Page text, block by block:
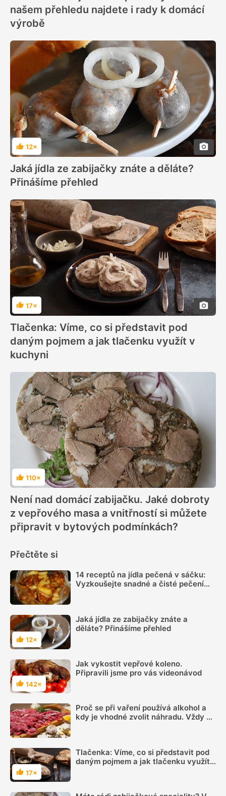
našem přehledu najdete i rady k domácí
výrobě
Hodnocení
12×
Jaká jídla ze zabijačky znáte a děláte?
Přinášíme přehled
Hodnocení
17×
Tlačenka: Víme, co si představit pod
daným pojmem a jak tlačenku využít v
kuchyni
Hodnocení
110×
Není nad domácí zabijačku. Jaké dobroty
z vepřového masa a vnitřností si můžete
připravit v bytových podmínkách?
Přečtěte si
14 receptů na jídla pečená v sáčku:
Vyzkoušejte snadné a čisté pečení
Hodnocení
12×
Jaká jídla ze zabijačky znáte a
děláte? Přinášíme přehled
Hodnocení
142×
Jak vykostit vepřové koleno.
Připravili jsme pro vás videonávod
Proč se při vaření používá alkohol a
kdy je vhodné zvolit náhradu. Vždy se
Hodnocení
17×
Tlačenka: Víme, co si představit pod
daným pojmem a jak tlačenku využít